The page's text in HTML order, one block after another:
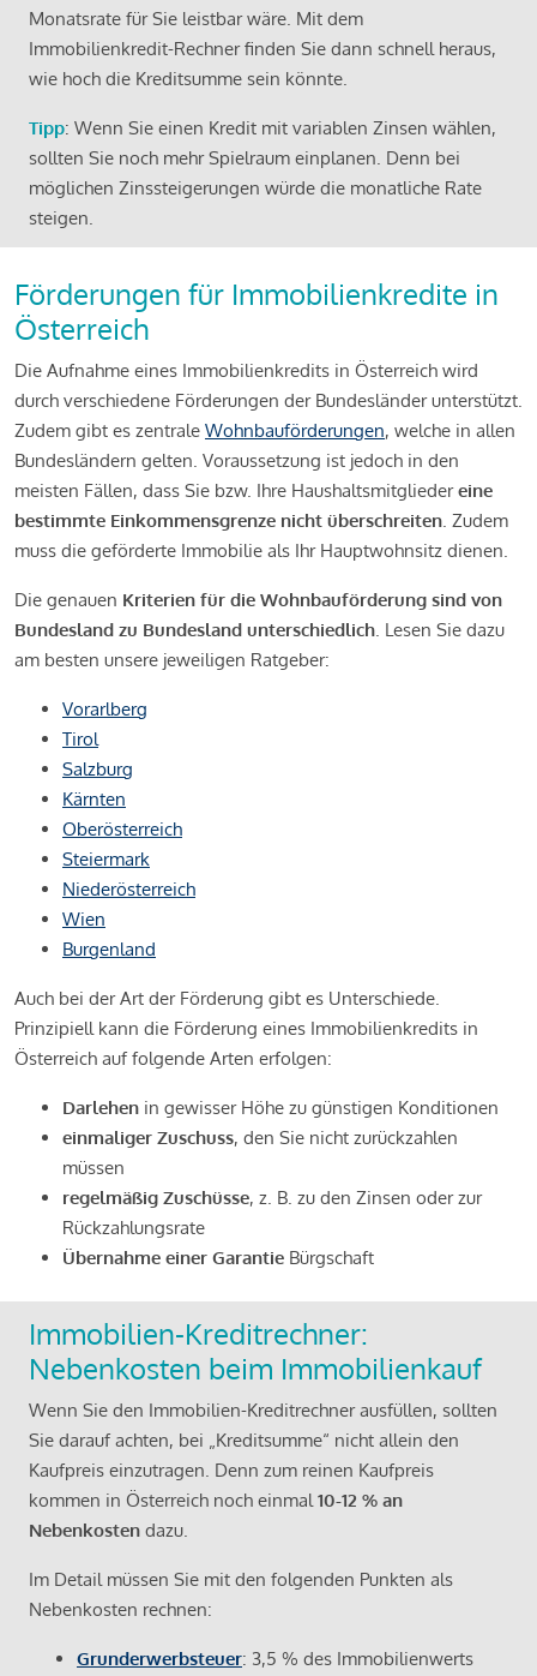
Monatsrate für Sie leistbar wäre. Mit dem
Immobilienkredit-Rechner finden Sie dann schnell heraus,
wie hoch die Kreditsumme sein könnte.
Tipp: Wenn Sie einen Kredit mit variablen Zinsen wählen,
sollten Sie noch mehr Spielraum einplanen. Denn bei
möglichen Zinssteigerungen würde die monatliche Rate
steigen.
Förderungen für Immobilienkredite in
Österreich
Die Aufnahme eines Immobilienkredits in Österreich wird
durch verschiedene Förderungen der Bundesländer unterstützt.
Zudem gibt es zentrale Wohnbauförderungen, welche in allen
Bundesländern gelten. Voraussetzung ist jedoch in den
meisten Fällen, dass Sie bzw. Ihre Haushaltsmitgliedereine
bestimmte Einkommensgrenze nicht überschreiten. Zudem
muss die geförderte Immobilie als Ihr Hauptwohnsitz dienen.
Die genauen Kriterien für die Wohnbauförderung sind von
Bundesland zu Bundesland unterschiedlich. Lesen Sie dazu
am besten unsere jeweiligen Ratgeber:
Vorarlberg
Tirol
Salzburg
Kärnten
Oberösterreich
Steiermark
Niederösterreich
Wien
Burgenland
Auch bei der Art der Förderung gibt es Unterschiede.
Prinzipiell kann die Förderung eines Immobilienkredits in
Österreich auf folgende Arten erfolgen:
Darlehen in gewisser Höhe zu günstigen Konditionen
einmaliger Zuschuss, den Sie nicht zurückzahlen
müssen
regelmäßig Zuschüsse, z. B. zu den Zinsen oder zur
Rückzahlungsrate
Übernahme einer Garantie Bürgschaft
Immobilien-Kreditrechner:
Nebenkosten beim Immobilienkauf
Wenn Sie den Immobilien-Kreditrechner ausfüllen, sollten
Sie darauf achten, bei „Kreditsumme“ nicht allein den
Kaufpreis einzutragen. Denn zum reinen Kaufpreis
kommen in Österreich noch einmal10-12 % an
Nebenkosten dazu.
Im Detail müssen Sie mit den folgenden Punkten als
Nebenkosten rechnen:
Grunderwerbsteuer: 3,5 % des Immobilienwerts